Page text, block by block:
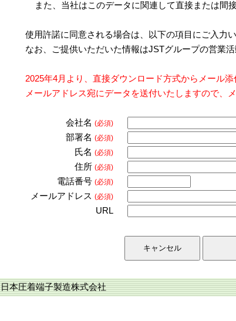
また、当社はこのデータに関連して直接または間
使用許諾に同意される場合は、以下の項目にご入力
なお、ご提供いただいた情報はJSTグループの営業
2025年4月より、直接ダウンロード方式からメール
メールアドレス宛にデータを送付いたしますので、
会社名 (必須)
部署名 (必須)
氏名 (必須)
住所 (必須)
電話番号 (必須)
メールアドレス (必須)
URL
日本圧着端子製造株式会社